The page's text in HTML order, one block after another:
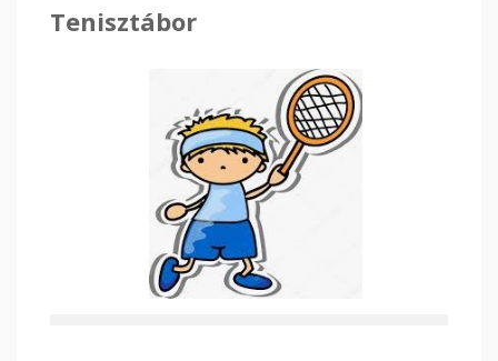
Tenisztábor